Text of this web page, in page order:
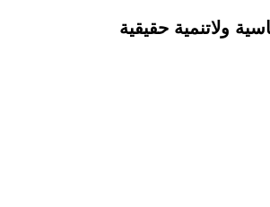
ولاتنمية حقيقية